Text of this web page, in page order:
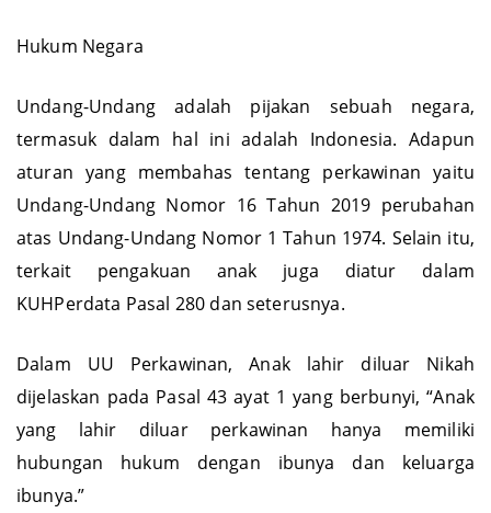
Hukum Negara
Undang-Undang adalah pijakan sebuah negara,
termasuk dalam hal ini adalah Indonesia. Adapun
aturan yang membahas tentang perkawinan yaitu
Undang-Undang Nomor 16 Tahun 2019 perubahan
atas Undang-Undang Nomor 1 Tahun 1974. Selain itu,
terkait pengakuan anak juga diatur dalam
KUHPerdata Pasal 280 dan seterusnya.
Dalam UU Perkawinan, Anak lahir diluar Nikah
dijelaskan pada Pasal 43 ayat 1 yang berbunyi, “Anak
yang lahir diluar perkawinan hanya memiliki
hubungan hukum dengan ibunya dan keluarga
ibunya.”